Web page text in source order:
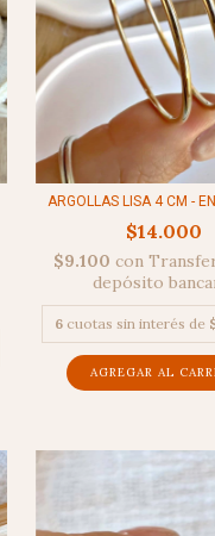
ARGOLLAS LISA 4 CM -
$14.000
$9.100con
depósito
6 cuotas sin interés de